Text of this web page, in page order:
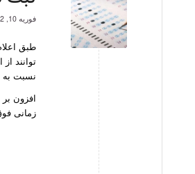
فوریه 10, 2022
طبق
نسبت به
زمانی